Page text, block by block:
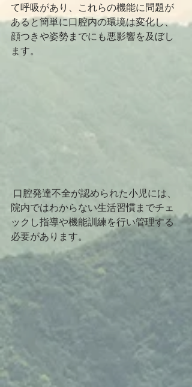
て呼吸があり、これらの機能に問題が
あると簡単に口腔内の環境は変化し、
顔つきや姿勢までにも悪影響を及ぼし
ます。
院内ではわからない生活習慣までチェ
ックし指導や機能訓練を行い管理する
必要があります。